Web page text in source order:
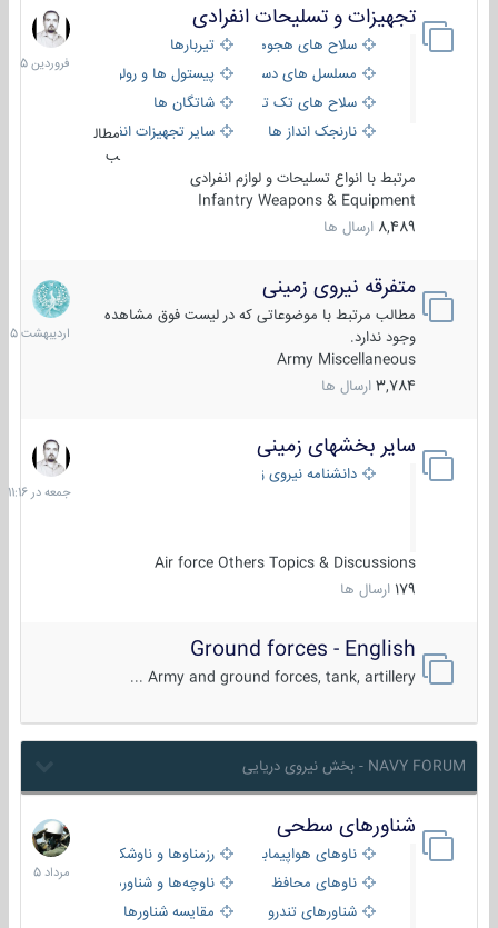
تجهیزات و تسلیحات انفرادی
سلاح های هجومی
تیربارها
مسلسل های دستی
پیستول ها و رولورها
سلاح های تک تیر اندازیشاتگان ها
نارنجک انداز ها
سایر تجهیزات انفرادی
مطال
ب
مرتبط با انواع تسلیحات و لوازم انفرادی
Infantry Weapons & Equipment
8,489 ارسال ها
17
فروردین
1405
متفرقه نیروی زمینی
مطالب مرتبط با موضوعاتی که در لیست فوق مشاهده
وجود ندارد.
Army Miscellaneous
3,784 ارسال ها
27
1405
سایر بخشهای زمینی
دانشنامه نیروی زمینی
Air force Others Topics & Discussions
179 ارسال ها
جمعه
در
11:16
Ground forces - English
Army and ground forces, tank, artillery ...
NAVY FORUM - بخش نیروی دریایی
شناورهای سطحی
ناوهای هواپیمابر و بالگرد بررزمناوها و ناوشکن‌ها
ناوهای محافظ
ناوچه‌ها و شناورهای گشتی
شناورهای تندرو
مقایسه شناورها
2
مرداد
1405